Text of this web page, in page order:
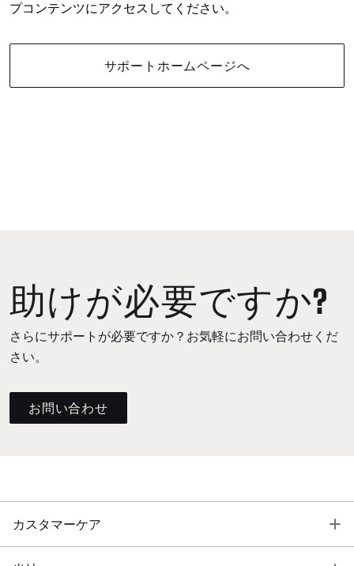
プコンテンツにアクセスしてください。
サポートホームページへ
助けが必要ですか?
さらにサポートが必要ですか？お気軽にお問い合わせくだ
さい。
お問い合わせ
カスタマーケア